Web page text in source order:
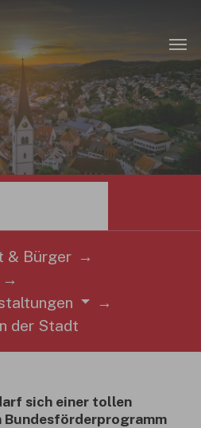
& Bürger
der Stadt
sich einer tollen
Bundesförderprogramm